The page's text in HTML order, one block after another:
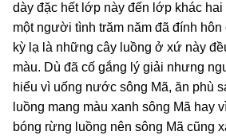
dày đặc hết lớp này đến lớp khác
một người tình trăm năm đã đính
kỳ lạ là những cây luồng ở xứ này
màu. Dù đã cố gắng lý giải nhưng
hiểu vì uống nước sông Mã, ăn phù
luồng mang màu xanh sông Mã hay
bóng rừng luồng nên sông Mã cũng